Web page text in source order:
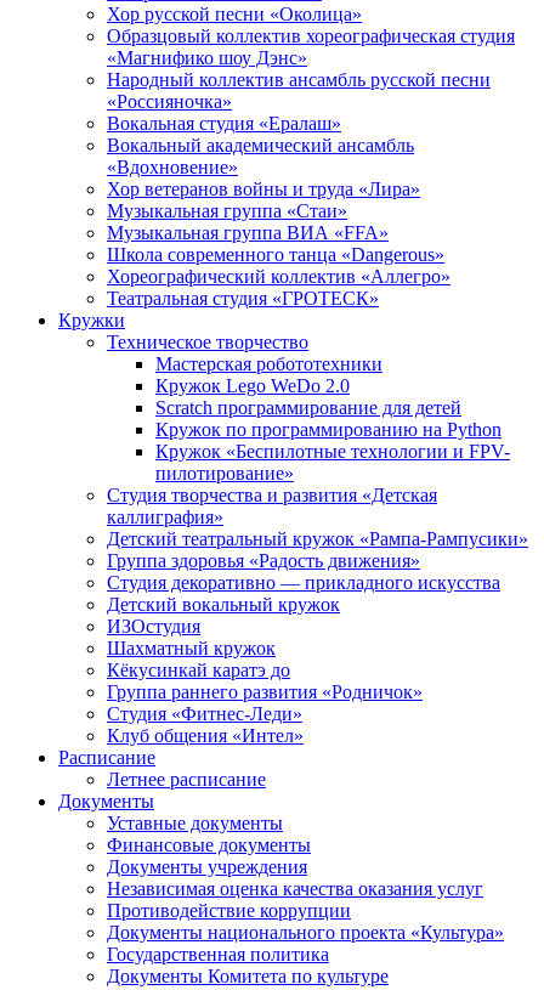
Хор русской песни «Околица»
Образцовый коллектив хореографическая студия
«Магнифико шоу Дэнс»
Народный коллектив ансамбль русской песни
«Россияночка»
Вокальная студия «Ералаш»
Вокальный академический ансамбль
«Вдохновение»
Хор ветеранов войны и труда «Лира»
Музыкальная группа «Стаи»
Музыкальная группа ВИА «FFA»
Школа современного танца «Dangerous»
Хореографический коллектив «Аллегро»
Театральная студия «ГРОТЕСК»
Кружки
Техническое творчество
Мастерская робототехники
Кружок Lego WeDo 2.0
Scratch программирование для детей
Кружок по программированию на Python
Кружок «Беспилотные технологии и FPV-
пилотирование»
Студия творчества и развития «Детская
каллиграфия»
Детский театральный кружок «Рампа-Рампусики»
Группа здоровья «Радость движения»
Студия декоративно — прикладного искусства
Детский вокальный кружок
ИЗОстудия
Шахматный кружок
Кёкусинкай каратэ до
Группа раннего развития «Родничок»
Cтудия «Фитнес-Леди»
Клуб общения «Интел»
Расписание
Летнее расписание
Документы
Уставные документы
Финансовые документы
Документы учреждения
Независимая оценка качества оказания услуг
Противодействие коррупции
Документы национального проекта «Культура»
Государственная политика
Документы Комитета по культуре